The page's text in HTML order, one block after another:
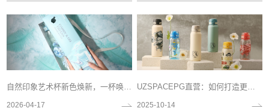
2026-04-17 2025-10-14